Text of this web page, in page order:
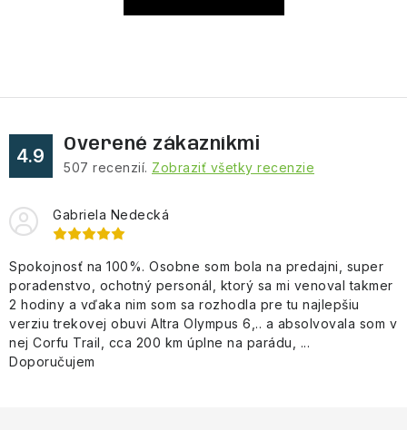
4.9
Overené zákazníkmi
507 recenzií. Zobraziť všetky recenzie
Gabriela Nedecká
Spokojnosť na 100%. Osobne som bola na predajni, super
poradenstvo, ochotný personál, ktorý sa mi venoval takmer
2 hodiny a vďaka nim som sa rozhodla pre tu najlepšiu
verziu trekovej obuvi Altra Olympus 6,.. a absolvovala som v
nej Corfu Trail, cca 200 km úplne na parádu, ...
Doporučujem